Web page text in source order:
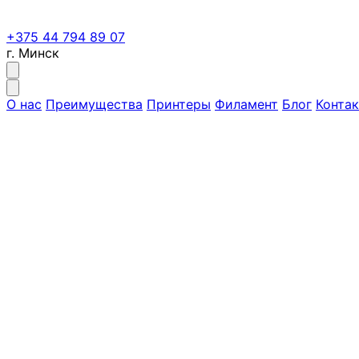
+375 44 794 89 07
г. Минск
О нас Преимущества Принтеры Филамент Блог